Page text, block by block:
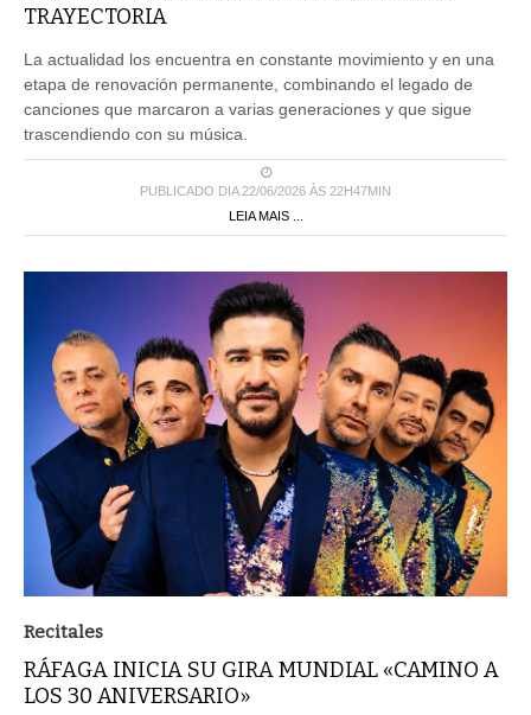
TRAYECTORIA
La actualidad los encuentra en constante movimiento y en una
etapa de renovación permanente, combinando el legado de
canciones que marcaron a varias generaciones y que sigue
trascendiendo con su música.
PUBLICADO DIA 22/06/2026 ÀS 22H47MIN
LEIA MAIS ...
Recitales
RÁFAGA INICIA SU GIRA MUNDIAL «CAMINO A
LOS 30 ANIVERSARIO»